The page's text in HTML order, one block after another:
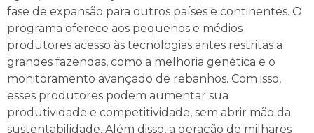
fase de expansão para outros países e continentes. O
programa oferece aos pequenos e médios
produtores acesso às tecnologias antes restritas a
grandes fazendas, como a melhoria genética e o
monitoramento avançado de rebanhos. Com isso,
esses produtores podem aumentar sua
produtividade e competitividade, sem abrir mão da
sustentabilidade. Além disso, a geração de milhares